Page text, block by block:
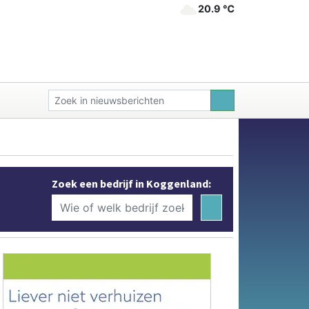
20.9 ℃
Zoek een bedrijf in Koggenland: